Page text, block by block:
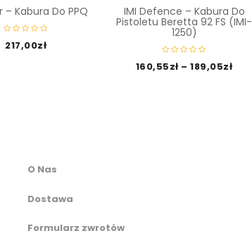
Kabura Do PPQ
217,00zł
IMI Defence – Kabura Do
Pistoletu Beretta 92 FS (IMI-
1250)
160,55zł –189,05zł
O Nas
Dostawa
Formularz zwrotów